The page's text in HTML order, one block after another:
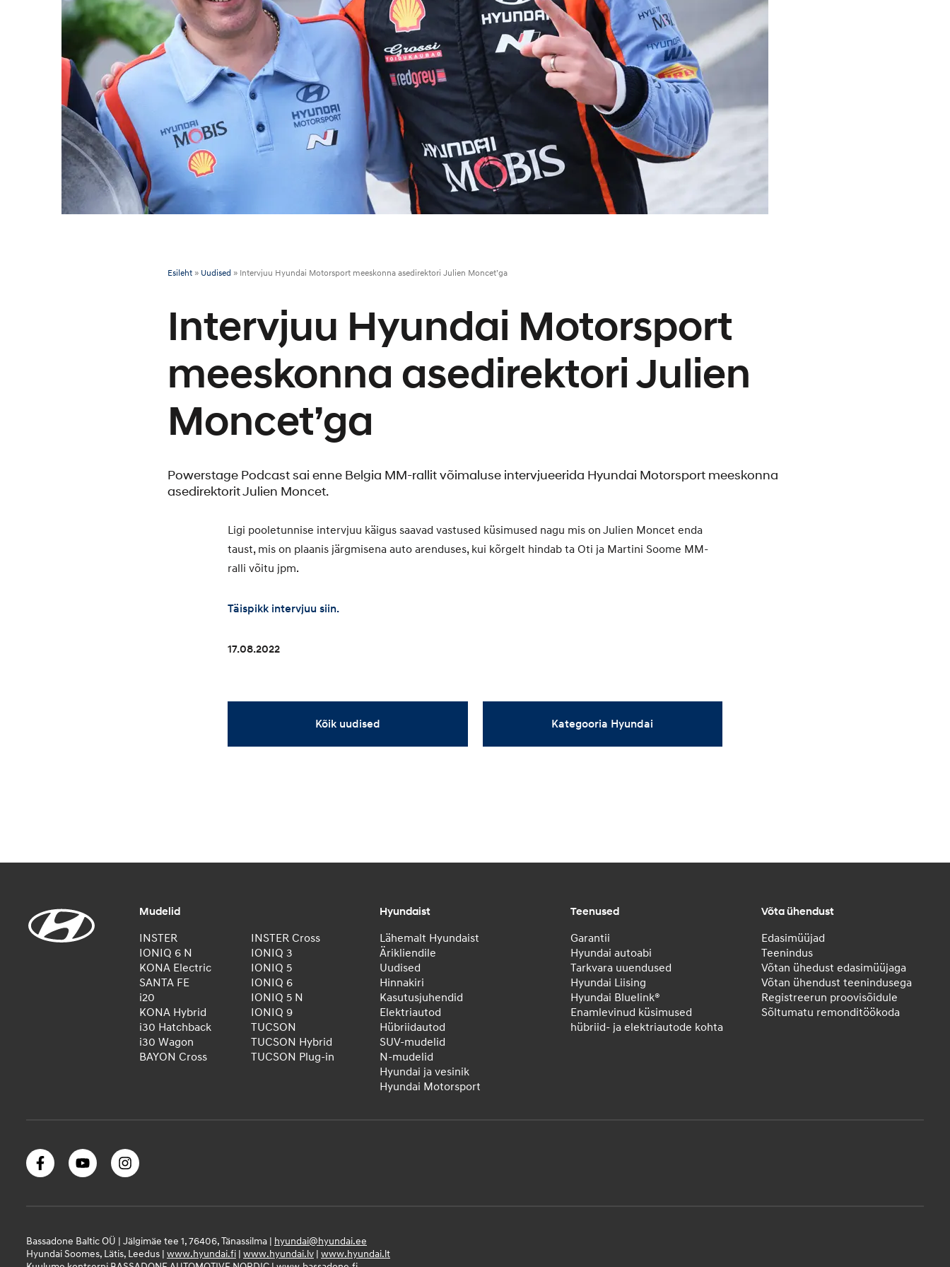
Esileht » Uudised » Intervjuu Hyundai Motorsport meeskonna asedirektori Julien Moncet’ga
Intervjuu Hyundai Motorsport
meeskonna asedirektori Julien
Moncet’ga
Powerstage Podcast sai enne Belgia MM-rallit võimaluse intervjueerida Hyundai Motorsport meeskonna
asedirektorit Julien Moncet.
Ligi pooletunnise intervjuu käigus saavad vastused küsimused nagu mis on Julien Moncet enda
taust, mis on plaanis järgmisena auto arenduses, kui kõrgelt hindab ta Oti ja Martini Soome MM-
ralli võitu jpm.
Täispikk intervjuu siin.
17.08.2022
Kõik uudised Kategooria Hyundai
Mudelid
INSTER
IONIQ 6 N
KONA Electric
SANTA FE
i20
KONA Hybrid
i30 Hatchback
i30 Wagon
BAYON Cross
INSTER Cross
IONIQ 3
IONIQ 5
IONIQ 6
IONIQ 5 N
IONIQ 9
TUCSON
TUCSON Hybrid
TUCSON Plug-in
Hyundaist
Lähemalt Hyundaist
Ärikliendile
Uudised
Hinnakiri
Kasutusjuhendid
Elektriautod
Hübriidautod
SUV-mudelid
N-mudelid
Hyundai ja vesinik
Hyundai Motorsport
Teenused
Garantii
Hyundai autoabi
Tarkvara uuendused
Hyundai Liising
Hyundai Bluelink®
Enamlevinud küsimused
hübriid- ja elektriautode kohta
Võta ühendust
Edasimüüjad
Teenindus
Võtan ühedust edasimüüjaga
Võtan ühendust teenindusega
Registreerun proovisõidule
Sõltumatu remonditöökoda
Bassadone Baltic OÜ | Jälgimäe tee 1, 76406, Tänassilma | hyundai@hyundai.ee
Hyundai Soomes, Lätis, Leedus | www.hyundai.fi | www.hyundai.lv | www.hyundai.lt